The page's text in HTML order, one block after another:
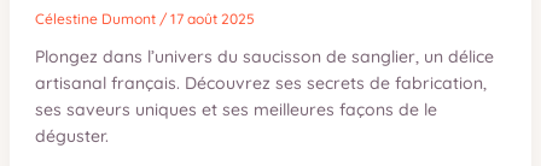
Célestine Dumont / 17 août 2025
Plongez dans l’univers du saucisson de sanglier, un délice
artisanal français. Découvrez ses secrets de fabrication,
ses saveurs uniques et ses meilleures façons de le
déguster.